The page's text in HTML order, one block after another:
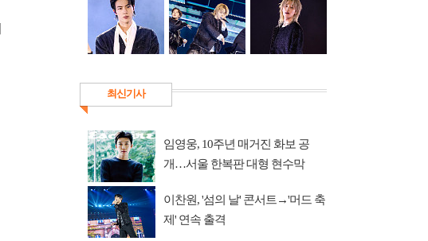
최신기사
임영웅, 10주년 매거진 화보 공
개…서울 한복판 대형 현수막
이찬원, '섬의 날' 콘서트→'머드 축
제' 연속 출격